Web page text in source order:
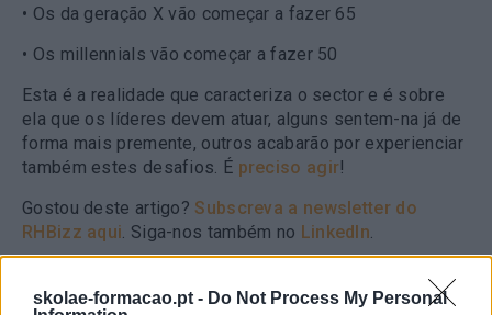
skolae-formacao.pt - Do Not Process My Personal
• Os da geração X vão começar a fazer 65
• Os millennials vão começar a fazer 50
Esta é a realidade que caracteriza o sector e é sobre
ela que os líderes devem atuar, alguns sentem-na já de
forma mais premente, outros acabarão por experienciar
também estes desafios. É preciso agir!
Gostou deste artigo? Subscreva a newsletter do
RHBizz aqui. Siga-nos também no LinkedIn.